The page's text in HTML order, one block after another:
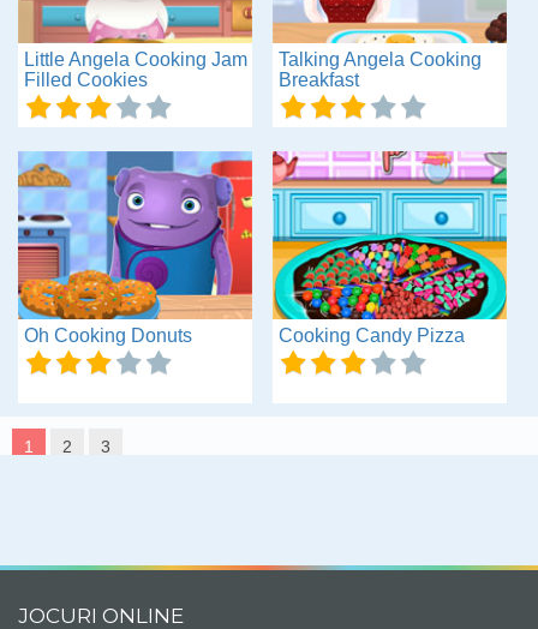
Little Angela Cooking Jam
Filled Cookies
Talking Angela Cooking
Breakfast
Oh Cooking Donuts Cooking Candy Pizza
1 2 3
JOCURI ONLINE